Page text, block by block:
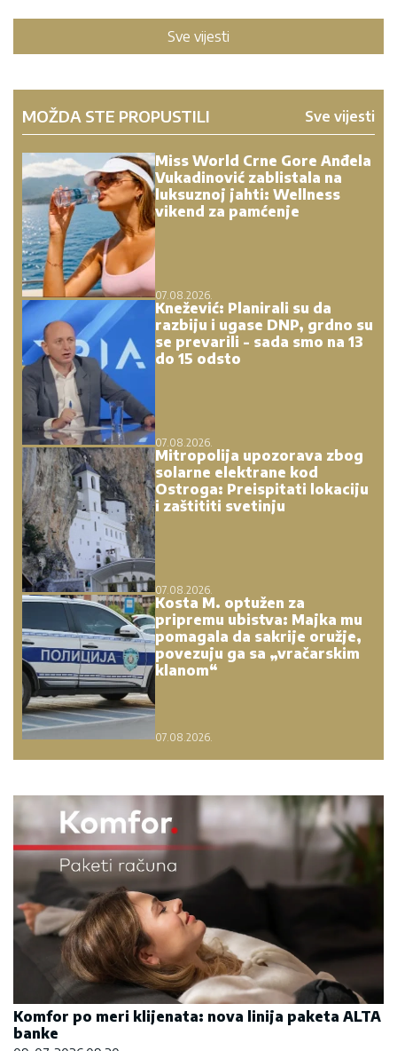
Sve vijesti
MOŽDA STE PROPUSTILI Sve vijesti
Miss World Crne Gore Anđela
Vukadinović zablistala na
luksuznoj jahti: Wellness
vikend za pamćenje
07.08.2026.
Knežević: Planirali su da
razbiju i ugase DNP, grdno su
se prevarili - sada smo na 13
do 15 odsto
07.08.2026.
Mitropolija upozorava zbog
solarne elektrane kod
Ostroga: Preispitati lokaciju
i zaštititi svetinju
07.08.2026.
Kosta M. optužen za
pripremu ubistva: Majka mu
pomagala da sakrije oružje,
povezuju ga sa „vračarskim
klanom“
07.08.2026.
Komfor po meri klijenata: nova linija paketa ALTA
banke